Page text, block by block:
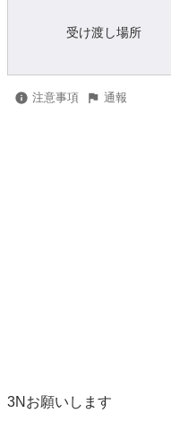
受け渡し場所
注意事項 通報
3Nお願いします